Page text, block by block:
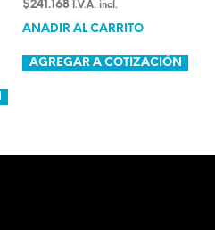
$241.168 I.V.A. incl.
AÑADIR AL CARRITO
AGREGAR A COTIZACIÓN